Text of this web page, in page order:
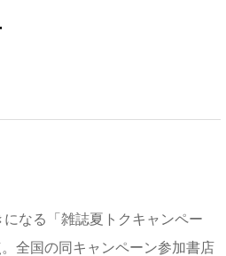
なる「雑誌夏トクキャンペー
全国の同キャンペーン参加書店